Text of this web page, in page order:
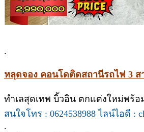
.
หลุดจอง คอนโดติดสถานีรถไฟ 3 ส
ทำเลสุดเทพ บิ้วอิน ตกแต่งใหม่พร้
สนใจโทร : 0624538988 ไลน์ไอดี :
.